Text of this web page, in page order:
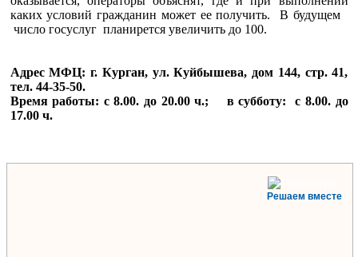
каких условий гражданин может ее получить. В будущем
число госуслуг планирется увеличить до 100.
Адрес МФЦ: г. Курган, ул. Куйбышева, дом 144, стр. 41,
тел. 44-35-50.
Время работы: с 8.00. до 20.00 ч.; в субботу: с 8.00. до
17.00 ч.
Решаем вместе